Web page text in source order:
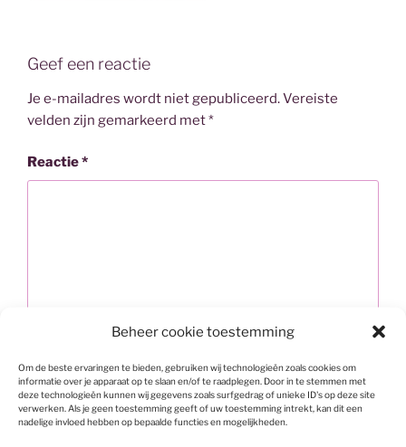
Beheer cookie toestemming
Om de beste ervaringen te bieden, gebruiken wij technologieën zoals cookies om
informatie over je apparaat op te slaan en/of te raadplegen. Door in te stemmen met
deze technologieën kunnen wij gegevens zoals surfgedrag of unieke ID's op deze site
verwerken. Als je geen toestemming geeft of uw toestemming intrekt, kan dit een
nadelige invloed hebben op bepaalde functies en mogelijkheden.
Geef een reactie
Je e-mailadres wordt niet gepubliceerd.Vereiste
velden zijn gemarkeerd met*
Reactie*
Naam *